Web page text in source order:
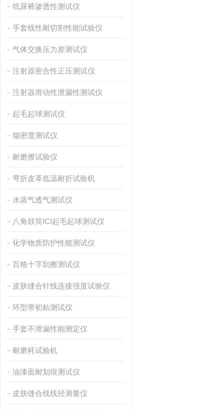
纸尿裤渗透性测试仪
手套线性耐切割性能试验仪
气体交换压力差测试仪
注射器密合性正压测试仪
注射器滑动性泄漏性测试仪
起毛起球测试仪
烟密度测试仪
耐磨擦试验仪
弯折皮革低温耐折试验机
水蒸气透气测试仪
八角鼓筒ICI起毛起球测试仪
化学物质防护性能测试仪
百格十字刮擦测试仪
皮肤缝合针线连接强度试验仪
环型带初粘测试仪
手套不泄漏性能测定仪
耐磨耗试验机
油漆面耐划痕测试仪
皮肤缝合线线径测量仪